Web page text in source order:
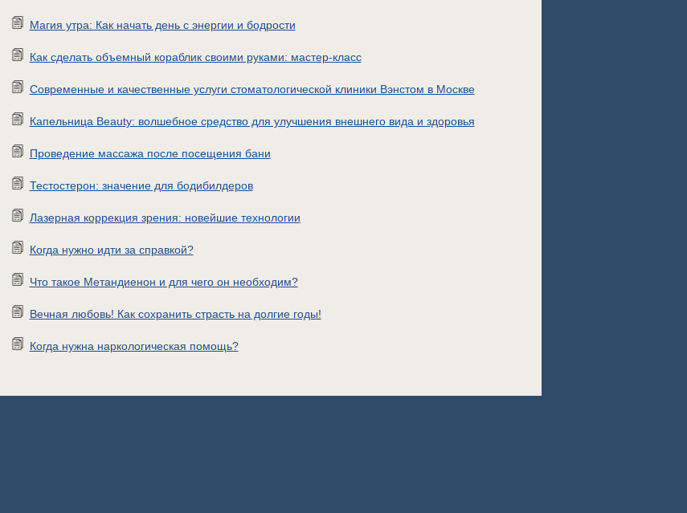
Магия утра: Как начать день с энергии и бодрости
Как сделать объемный кораблик своими руками: мастер-класс
Современные и качественные услуги стоматологической клиники Вэнстом в Москве
Капельница Beauty: волшебное средство для улучшения внешнего вида и здоровья
Проведение массажа после посещения бани
Тестостерон: значение для бодибилдеров
Лазерная коррекция зрения: новейшие технологии
Когда нужно идти за справкой?
Что такое Метандиенон и для чего он необходим?
Вечная любовь! Как сохранить страсть на долгие годы!
Когда нужна наркологическая помощь?